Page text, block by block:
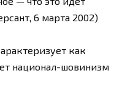
6 марта 2002)
как
национал-шовинизм